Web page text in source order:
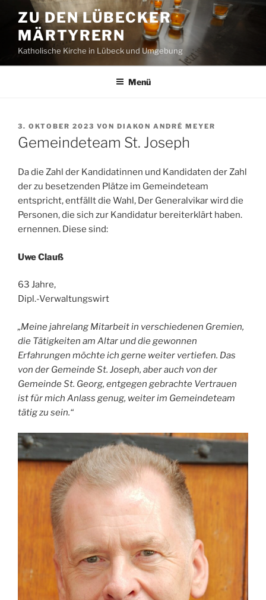
Inhalt
springen
ZU DEN LÜBECKER
MÄRTYRERN
Katholische Kirche in Lübeck und Umgebung
Menü
VERÖFFENTLICHT
AM
3. OKTOBER 2023 VON DIAKON ANDRÉ MEYER
Gemeindeteam St. Joseph
Da die Zahl der Kandidatinnen und Kandidaten der Zahl
der zu besetzenden Plätze im Gemeindeteam
entspricht, entfällt die Wahl, Der Generalvikar wird die
Personen, die sich zur Kandidatur bereiterklärt haben.
ernennen. Diese sind:
Uwe Clauß
63 Jahre,
Dipl.-Verwaltungswirt
„Meine jahrelang Mitarbeit in verschiedenen Gremien,
die Tätigkeiten am Altar und die gewonnen
Erfahrungen möchte ich gerne weiter vertiefen. Das
von der Gemeinde St. Joseph, aber auch von der
Gemeinde St. Georg, entgegen gebrachte Vertrauen
ist für mich Anlass genug, weiter im Gemeindeteam
tätig zu sein.“